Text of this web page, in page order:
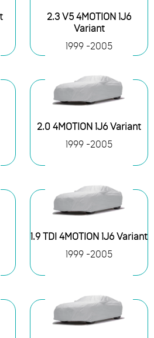
2.3 V5 4MOTION 1J6
Variant
1999 -2005
2.0 4MOTION 1J6 Variant
1999 -2005
1.9 TDI 4MOTION 1J6 Variant
1999 -2005